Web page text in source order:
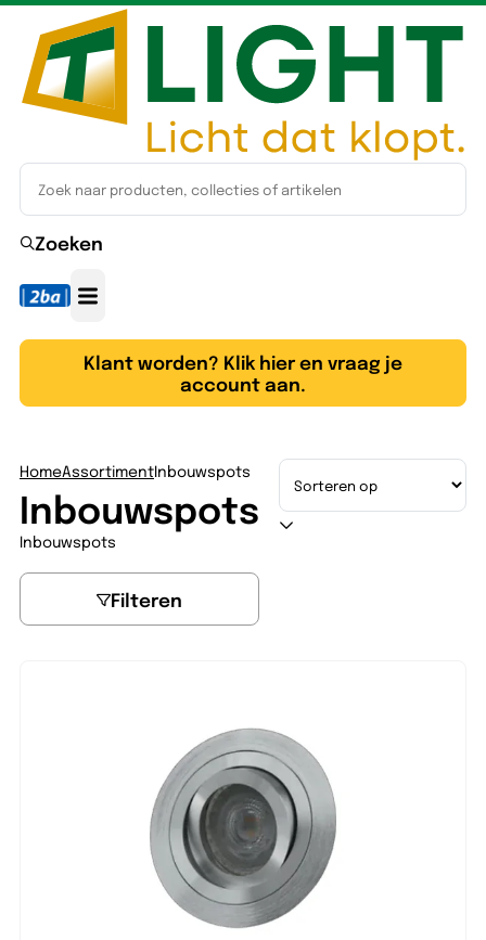
Zoeken
Klant worden? Klik hier en vraag je
account aan.
HomeAssortimentInbouwspots
Inbouwspots
Inbouwspots
Filteren